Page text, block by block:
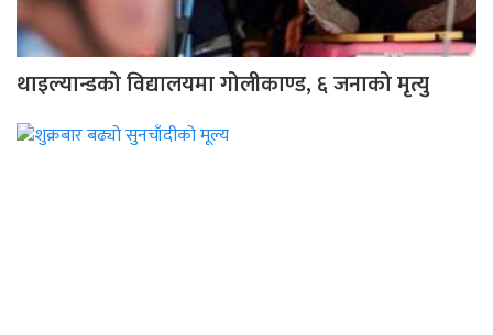
थाइल्यान्डको विद्यालयमा गोलीकाण्ड, ६ जनाको मृत्यु